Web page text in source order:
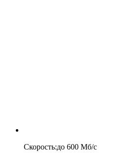
Скорость:до 600 Мб/c